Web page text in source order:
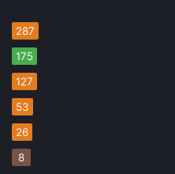
287
175
127
53
26
8